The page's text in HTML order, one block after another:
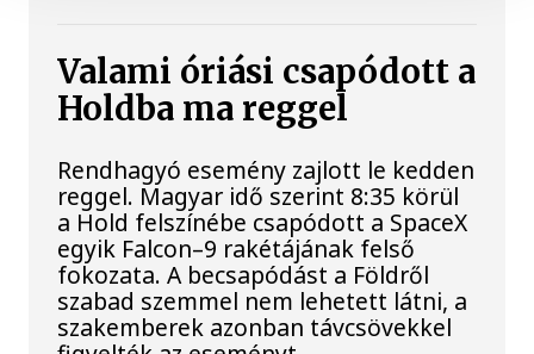
Valami óriási csapódott a
Holdba ma reggel
Rendhagyó esemény zajlott le kedden
reggel. Magyar idő szerint 8:35 körül
a Hold felszínébe csapódott a SpaceX
egyik Falcon–9 rakétájának felső
fokozata. A becsapódást a Földről
szabad szemmel nem lehetett látni, a
szakemberek azonban távcsövekkel